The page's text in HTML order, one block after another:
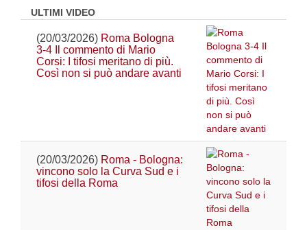
ULTIMI VIDEO
(20/03/2026) Roma Bologna
3-4 Il commento di Mario
Corsi: I tifosi meritano di più.
Così non si può andare avanti
(20/03/2026) Roma - Bologna:
vincono solo la Curva Sud e i
tifosi della Roma